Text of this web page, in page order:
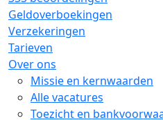
Geldoverboekingen
Verzekeringen
Tarieven
Over ons
Missie en kernwaarden
Alle vacatures
Toezicht en